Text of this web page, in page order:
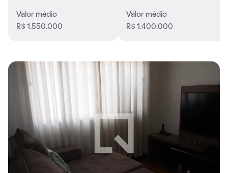
Valor médio
R$ 1.550.000
Valor médio
R$ 1.400.000